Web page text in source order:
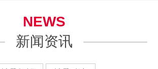
NEWS
新闻资讯